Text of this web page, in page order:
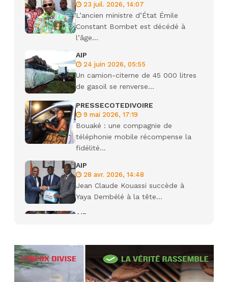
23 juil. 2026, 14:07
L’ancien ministre d’État Émile
Constant Bombet est décédé à
l’âge...
AIP
24 juin 2026, 05:55
Un camion-citerne de 45 000 litres
de gasoil se renverse...
PRESSECOTEDIVOIRE
9 mai 2026, 17:19
Bouaké : une compagnie de
téléphonie mobile récompense la
fidélité...
AIP
28 avr. 2026, 14:48
Jean Claude Kouassi succède à
Yaya Dembélé à la tête...
AIP
Camara tué lors d’attaques...
22 avr. 2026, 16:41